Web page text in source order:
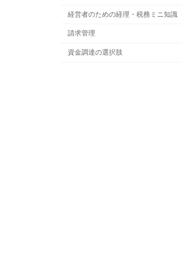
経営者のための経理・税務ミニ知識
請求管理
資金調達の選択肢